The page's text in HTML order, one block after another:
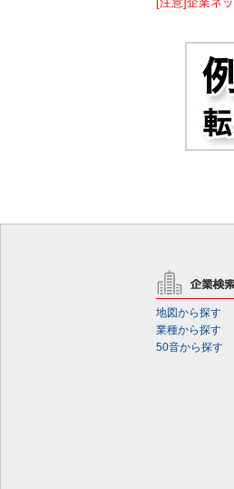
地図から探す
業種から探す
50音から探す